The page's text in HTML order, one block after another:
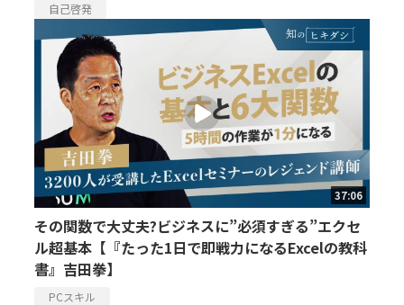
自己啓発
37:06
その関数で大丈夫?ビジネスに”必須すぎる”エクセ
ル超基本【『たった1日で即戦力になるExcelの教科
書』吉田拳】
PCスキル